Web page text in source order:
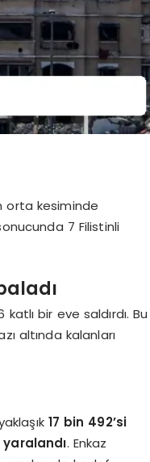
orta kesiminde
7 Filistinli
bir eve saldırdı. Bu
altında kalanları
17 bin 492’si
yaralandı. Enkaz